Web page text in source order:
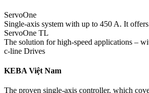
ServoOne
Single-axis system with up to 450 A. It
ServoOne TL
The solution for high-speed applications –
c-line Drives
KEBA Việt Nam
The proven single-axis controller, which